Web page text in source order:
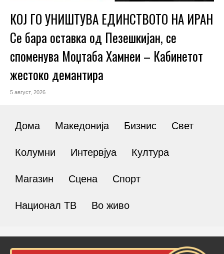
КОЈ ГО УНИШТУВА ЕДИНСТВОТО НА ИРАН
Се бара оставка од Пезешкијан, се
споменува Моџтаба Хамнеи – Кабинетот
жестоко демантира
5 август, 2026
Дома Македонија Бизнис Свет
Колумни Интервјуа Култура
Магазин Сцена Спорт
Национал ТВ Во живо